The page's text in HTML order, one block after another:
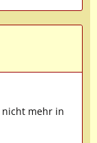
mehr in